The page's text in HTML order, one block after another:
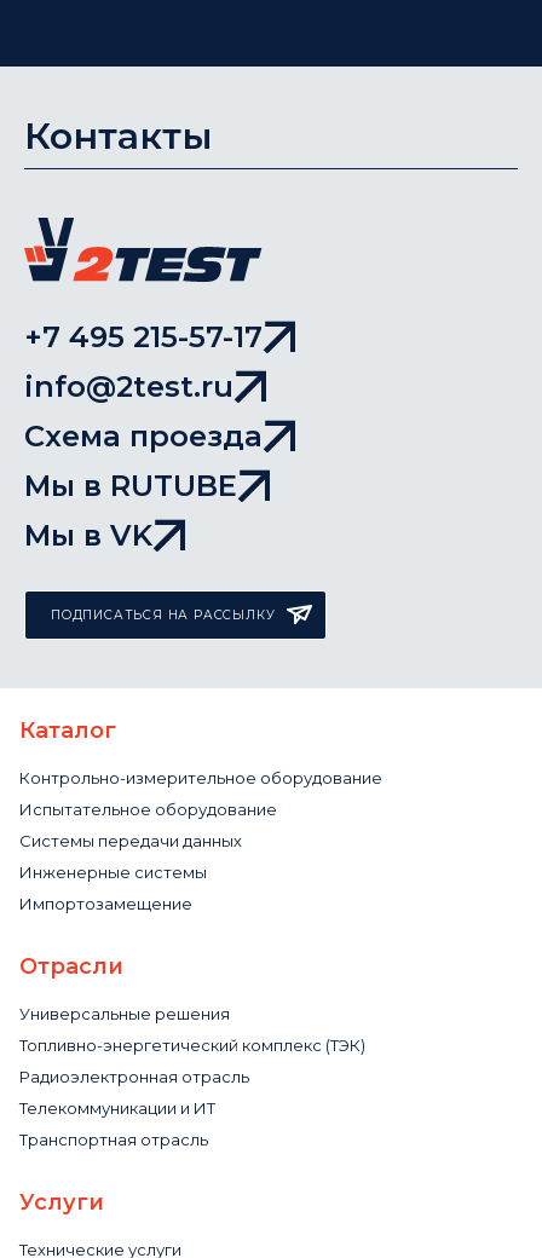
Контакты
+7 495 215-57-17
info@2test.ru
Схема проезда
Мы в RUTUBE
Мы в VK
ПОДПИСАТЬСЯ НА РАССЫЛКУ
Каталог
Контрольно-измерительное оборудование
Испытательное оборудование
Системы передачи данных
Инженерные системы
Импортозамещение
Отрасли
Универсальные решения
Топливно-энергетический комплекс (ТЭК)
Радиоэлектронная отрасль
Телекоммуникации и ИТ
Транспортная отрасль
Услуги
Технические услуги